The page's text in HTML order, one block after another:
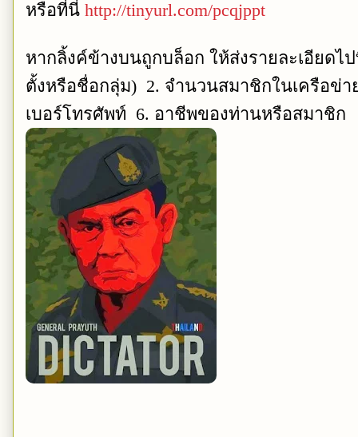
หรือที่นี่ http://tinyurl.com/pcqjppt
หากลิ้งค์ข้างบนถูกบล็อก ให้ส่งรายละเอียดไ
ตั้งหรือชื่อกลุ่ม) 2. จำนวนสมาชิกในเครือข่า
เบอร์โทรศัพท์ 6. อาชีพของท่านหรือสมาชิก